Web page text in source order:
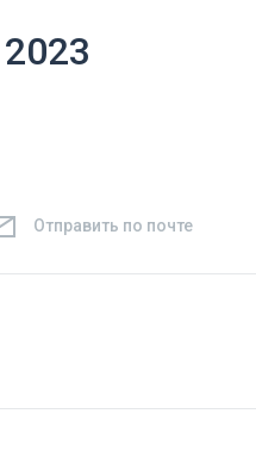
Отправить по почте